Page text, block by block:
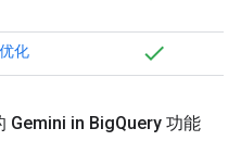
化
Gemini in BigQuery 功能